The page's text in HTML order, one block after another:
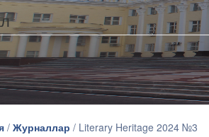
/ Журналлар / Literary Heritage 2024 №3